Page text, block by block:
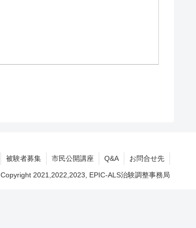
被験者募集 市民公開講座 Q&A お問合せ先
Copyright 2021,2022,2023, EPIC-ALS治験調整事務局